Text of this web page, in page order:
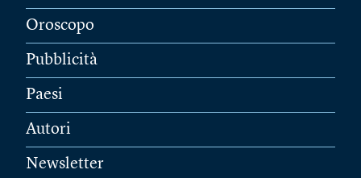
Oroscopo
Pubblicità
Paesi
Autori
Newsletter